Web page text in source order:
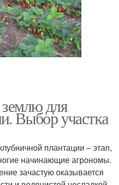
землю для
Выбор участка
плантации – этап,
начинающие агрономы.
зачастую оказывается